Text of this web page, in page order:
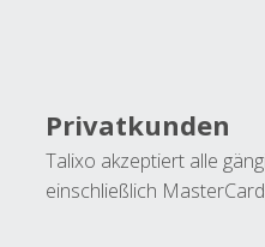
Privatkunden
Talixo akzeptiert alle
einschließlich